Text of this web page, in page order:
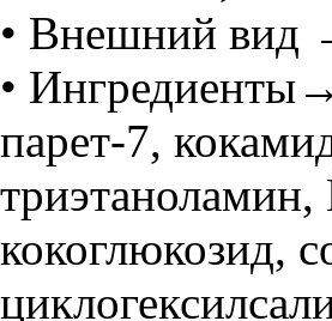
• Внешний вид
•
парет-7,
кокоглюкозид,